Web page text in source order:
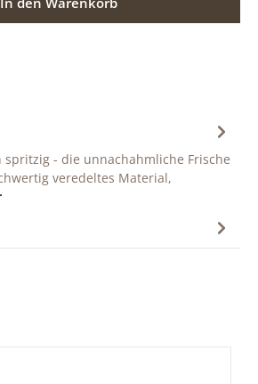
- die unnachahmliche Frische
veredeltes Material,